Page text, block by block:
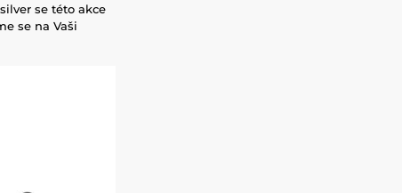
se této akce
se na Vaši